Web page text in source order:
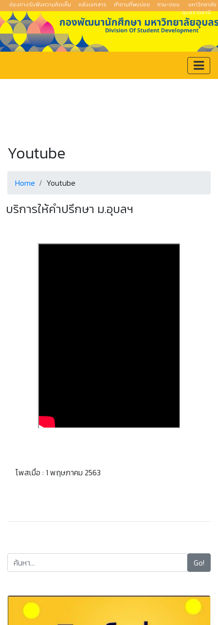
ช่องทางรับฟังความคิดเห็น คลังเอกสาร คำถามที่พบบ่อย ถาม-ตอบ
มหาวิทยาลัย
อุบลราชธานี
Youtube
Home Youtube
บริการให้คำปรึกษา ม.อุบลฯ
โพสเมื่อ : 1 พฤษภาคม 2563
Go!